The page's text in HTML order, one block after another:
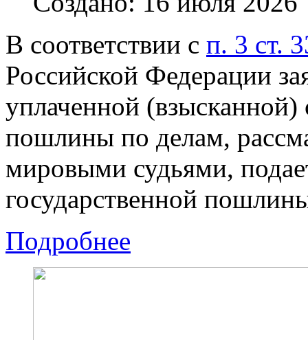
В соответствии с п. 3 ст.
Российской Федерации
уплаченной
пошлины по делам,
мировыми судьями,
государственной
Подробнее